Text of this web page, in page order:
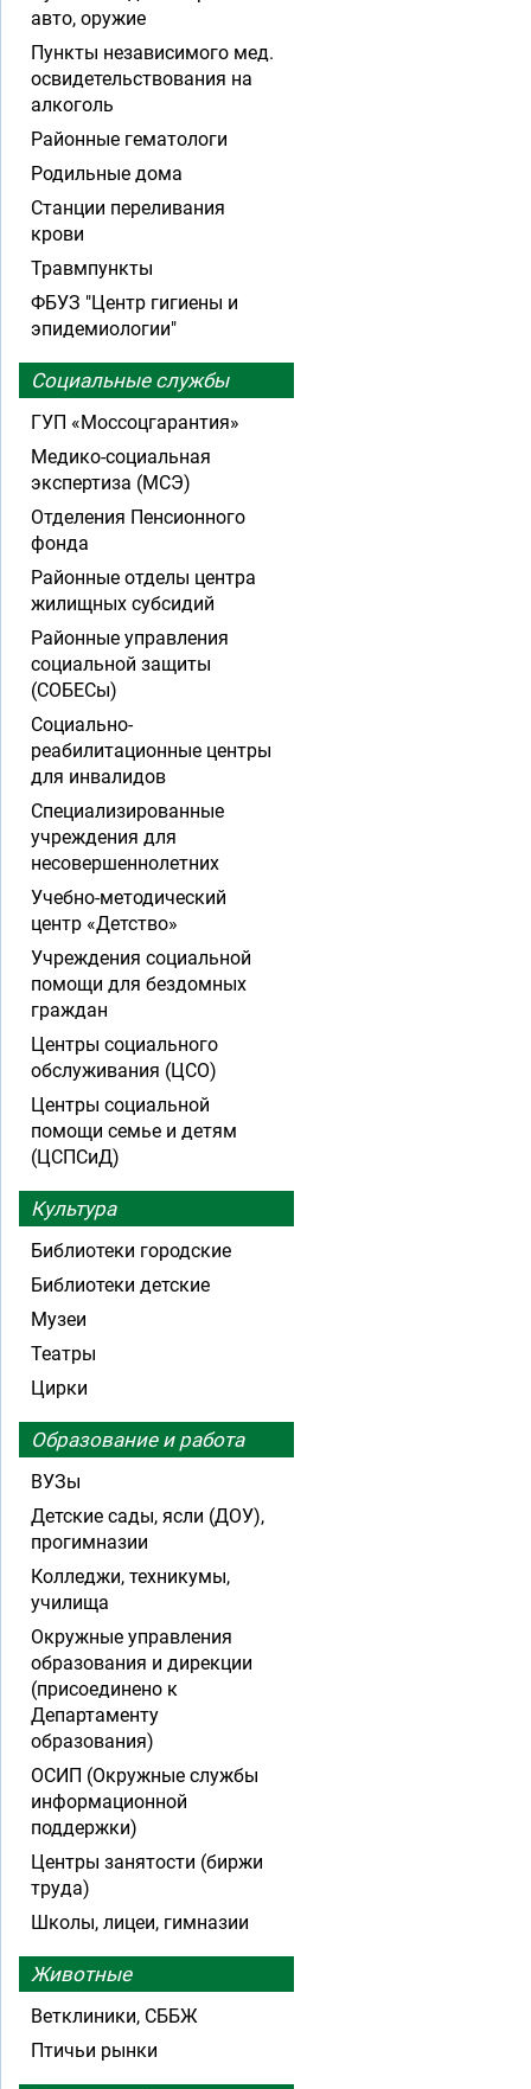
авто, оружие
Пункты независимого мед.
освидетельствования на
алкоголь
Районные гематологи
Родильные дома
Станции переливания
крови
Травмпункты
ФБУЗ "Центр гигиены и
эпидемиологии"
Социальные службы
ГУП «Моссоцгарантия»
Медико-социальная
экспертиза (МСЭ)
Отделения Пенсионного
фонда
Районные отделы центра
жилищных субсидий
Районные управления
социальной защиты
(СОБЕСы)
Социально-
реабилитационные центры
для инвалидов
Специализированные
учреждения для
несовершеннолетних
Учебно-методический
центр «Детство»
Учреждения социальной
помощи для бездомных
граждан
Центры социального
обслуживания (ЦСО)
Центры социальной
помощи семье и детям
(ЦСПСиД)
Культура
Библиотеки городские
Библиотеки детские
Музеи
Театры
Цирки
Образование и работа
ВУЗы
Детские сады, ясли (ДОУ),
прогимназии
Колледжи, техникумы,
училища
Окружные управления
образования и дирекции
(присоединено к
Департаменту
образования)
ОСИП (Окружные службы
информационной
поддержки)
Центры занятости (биржи
труда)
Школы, лицеи, гимназии
Животные
Ветклиники, СББЖ
Птичьи рынки